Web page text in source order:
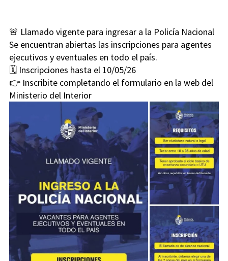
🚨 Llamado vigente para ingresar a la Policía Nacional
Se encuentran abiertas las inscripciones para agentes
ejecutivos y eventuales en todo el país.
🗓️ Inscripciones hasta el 10/05/26
👉 Inscribite completando el formulario en la web del
Ministerio del Interior